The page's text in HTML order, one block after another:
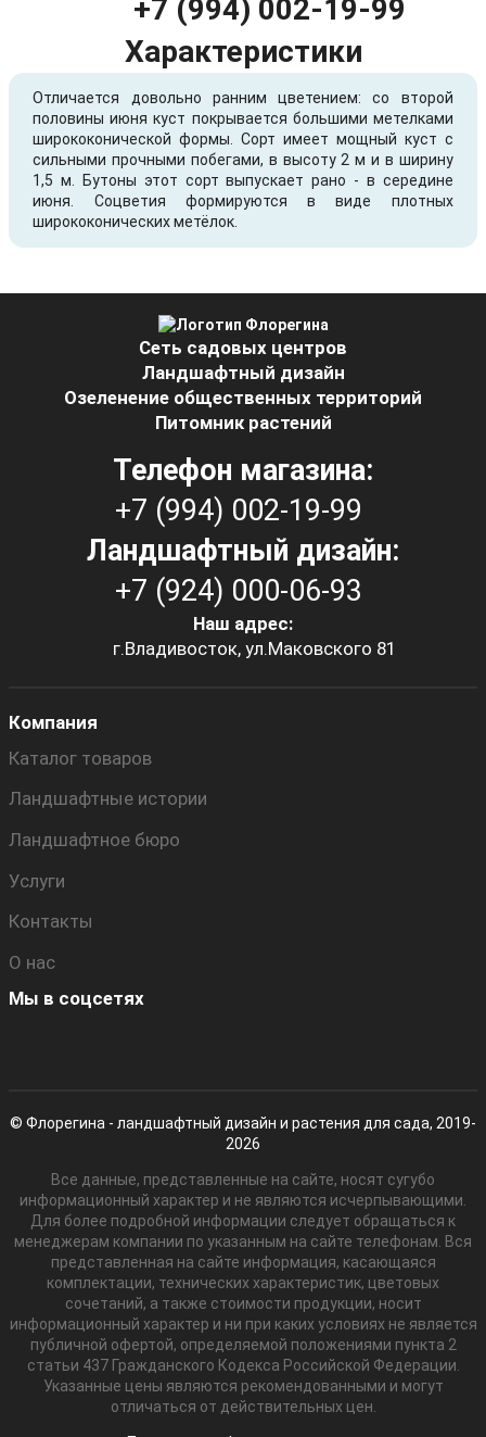
+7 (994) 002-19-99
Характеристики
Отличается довольно ранним цветением: со второй
половины июня куст покрывается большими метелками
ширококонической формы. Сорт имеет мощный куст с
сильными прочными побегами, в высоту 2 м и в ширину
1,5 м. Бутоны этот сорт выпускает рано - в середине
июня. Соцветия формируются в виде плотных
ширококонических метёлок.
Сеть садовых центров
Ландшафтный дизайн
Озеленение общественных территорий
Питомник растений
Телефон магазина:
+7 (994) 002-19-99
Ландшафтный дизайн:
+7 (924) 000-06-93
Наш адрес:
г.Владивосток, ул.Маковского 81
Компания
Каталог товаров
Ландшафтные истории
Ландшафтное бюро
Услуги
Контакты
О нас
Мы в соцсетях
© Флорегина - ландшафтный дизайн и растения для сада, 2019-
2026
Все данные, представленные на сайте, носят сугубо
информационный характер и не являются исчерпывающими.
Для более подробной информации следует обращаться к
менеджерам компании по указанным на сайте телефонам. Вся
представленная на сайте информация, касающаяся
комплектации, технических характеристик, цветовых
сочетаний, а также стоимости продукции, носит
информационный характер и ни при каких условиях не является
публичной офертой, определяемой положениями пункта 2
статьи 437 Гражданского Кодекса Российской Федерации.
Указанные цены являются рекомендованными и могут
отличаться от действительных цен.